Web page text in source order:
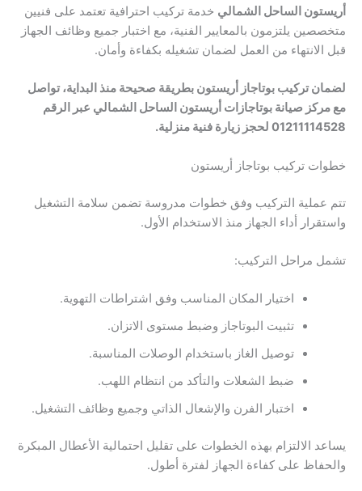
أريستون الساحل الشمالي خدمة تركيب احترافية تعتمد على فنيين
متخصصين يلتزمون بالمعايير الفنية، مع اختبار جميع وظائف الجهاز
قبل الانتهاء من العمل لضمان تشغيله بكفاءة وأمان.
لضمان تركيب بوتاجاز أريستون بطريقة صحيحة منذ البداية، تواصل
مع مركز صيانة بوتاجازات أريستون الساحل الشمالي عبر الرقم
01211114528 لحجز زيارة فنية منزلية.
خطوات تركيب بوتاجاز أريستون
تتم عملية التركيب وفق خطوات مدروسة تضمن سلامة التشغيل
واستقرار أداء الجهاز منذ الاستخدام الأول.
تشمل مراحل التركيب:
اختيار المكان المناسب وفق اشتراطات التهوية.
تثبيت البوتاجاز وضبط مستوى الاتزان.
توصيل الغاز باستخدام الوصلات المناسبة.
ضبط الشعلات والتأكد من انتظام اللهب.
اختبار الفرن والإشعال الذاتي وجميع وظائف التشغيل.
يساعد الالتزام بهذه الخطوات على تقليل احتمالية الأعطال المبكرة
والحفاظ على كفاءة الجهاز لفترة أطول.